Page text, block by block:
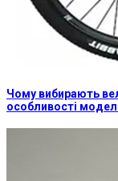
Чому вибирають
особливості